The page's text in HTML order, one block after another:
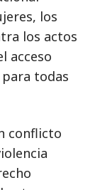
los
los actos
acceso
todas
conflicto